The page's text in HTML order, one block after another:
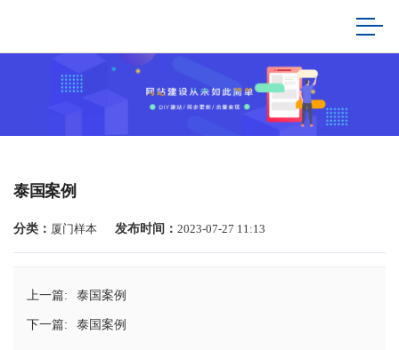
泰国案例
分类： 厦门样本 发布时间： 2023-07-27 11:13
上一篇: 泰国案例
下一篇: 泰国案例